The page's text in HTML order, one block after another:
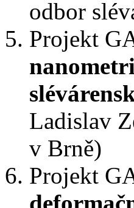
odbor
Projekt
Ladislav
v Brně)
Projekt